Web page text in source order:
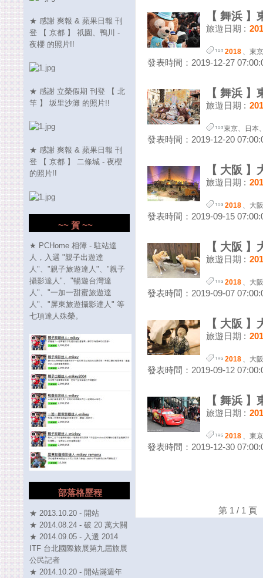
【 舞浜
旅遊日期 :
2018 、 東京
發表時間：2019-12-27
【 舞浜
旅遊日期 :
東京、 日本
發表時間：2019-12-20
【 大阪
旅遊日期 :
2018 、 大阪
發表時間：2019-09-15
【 大阪
旅遊日期 :
2018 、 大阪
發表時間：2019-09-07
【 大阪
旅遊日期 :
2018 、 大阪
發表時間：2019-09-12
【 舞浜
旅遊日期 :
2018 、 東京
發表時間：2019-12-30
第 1 / 1
★ 感謝 爽報 & 蘋果日報 刊
登 【 京都 】 祇園、鴨川 -
夜櫻 的照片!!
★ 感謝 立榮假期 刊登 【 北
竿 】 坂里沙灘 的照片!!
★ 感謝 爽報 & 蘋果日報 刊
登 【 京都 】 二條城 - 夜櫻
的照片!!
~~ 賀 ~~
★ PCHome 相簿 - 駐站達
人，入選 "親子出遊達
人"、"親子旅遊達人"、"親子
攝影達人"、"暢遊台灣達
人"、"一加一甜蜜旅遊達
人"、"屏東旅遊攝影達人" 等
七項達人殊榮。
部落格歷程
★ 2013.10.20 - 開站
★ 2014.08.24 - 破 20 萬大關
★ 2014.09.05 - 入選 2014
ITF 台北國際旅展第九屆旅展
公民記者
★ 2014.10.20 - 開站滿週年